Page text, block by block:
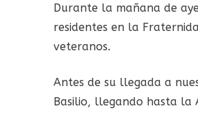
Durante la mañana de
residentes en la
veteranos.
Antes de su llegada a
Basilio, llegando hasta la